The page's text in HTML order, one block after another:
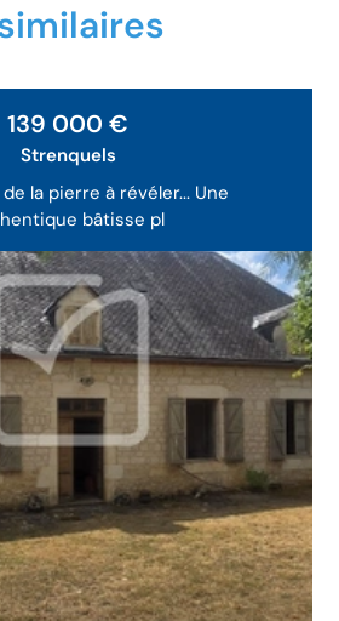
la pierre à révéler... Une
bâtisse pl
139 000 €
Strenquels